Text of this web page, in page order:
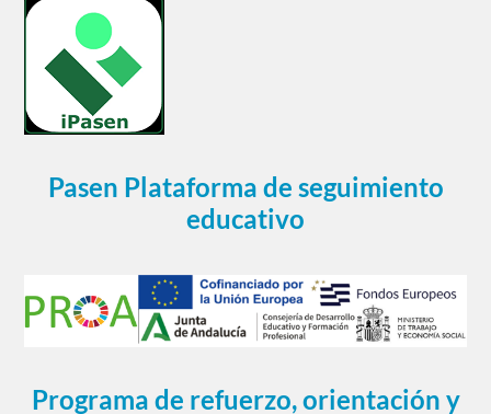
Pasen Plataforma de seguimiento
educativo
Programa de refuerzo, orientación y